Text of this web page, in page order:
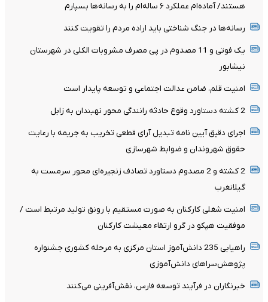
هستند/ آماده‌ام عملکرد ۶ ساله‌ام را به رسانه‌ها بسپارم
رسانه‌ها در جنگ شناختی باید اراده مردم را تقویت کنند
یک فوتی و 11 مصدوم در پی مصرف مشروبات الکلی در شهرستان
نیشابور
امنیت قلم، ضامن عدالت اجتماعی و توسعه پایدار است
2 کشته دستاورد وقوع حادثه رانندگی محور نهبندان به زابل
اجرای دقیق آیین نامه تبدیل آرای قطعی تخریب به جریمه با رعایت
حقوق شهروندان و ضوابط شهرسازی
2 کشته و 2 مصدوم دستاورد تصادف زنجیره‌ای محور سرمست به
گیلانغرب
امنیت شغلی کارکنان به صورت مستقیم با رونق تولید مرتبط است /
موفقیت هپکو در گرو ارتقاء معیشت کارکنان
راهیابی 235 دانش‌آموز استان مرکزی به مرحله کشوری جشنواره
پژوهش‌سراهای دانش‌آموزی
خبرنگاران در فرآیند توسعه فارس، نقش‌آفرینی می‌کنند